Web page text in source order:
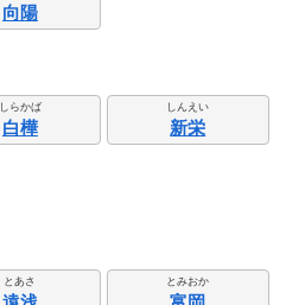
向陽
しらかば
白樺
しんえい
新栄
とあさ とみおか